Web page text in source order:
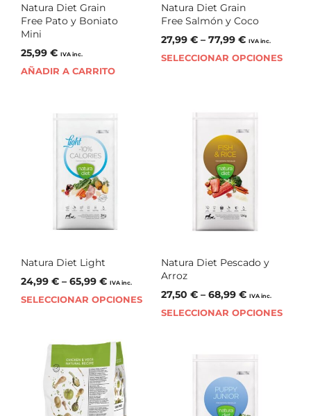
Natura Diet Grain
Free Pato y Boniato
Mini
25,99 € IVA inc.
AÑADIR A CARRITO
Natura Diet Grain
Free Salmón y Coco
27,99 €– 77,99 € IVA inc.
SELECCIONAR OPCIONES
Natura Diet Light
24,99 € – 65,99 € IVA inc.
SELECCIONAR OPCIONES
Natura Diet Pescado y
Arroz
27,50 €– 68,99 € IVA inc.
SELECCIONAR OPCIONES